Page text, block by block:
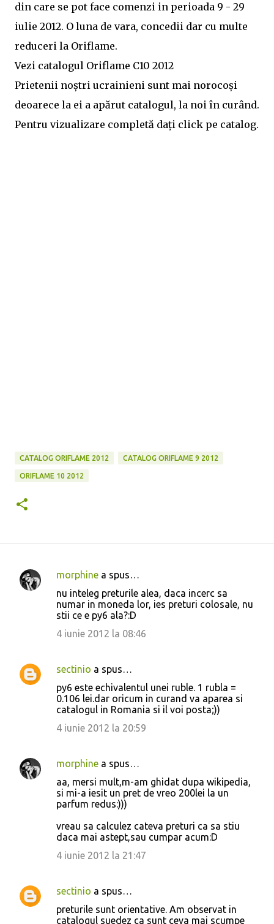
din care se pot face comenzi in perioada 9 - 29
iulie 2012. O luna de vara, concedii dar cu multe
reduceri la Oriflame.
Vezi catalogul Oriflame C10 2012
Prietenii noștri ucrainieni sunt mai norocoși
deoarece la ei a apărut catalogul, la noi în curând.
Pentru vizualizare completă dați click pe catalog.
CATALOG ORIFLAME 2012 CATALOG ORIFLAME 9 2012
ORIFLAME 10 2012
C
t
a
morphine a spus…
nu inteleg preturile alea, daca incerc sa
numar in moneda lor, ies preturi colosale, nu
stii ce e py6 ala?:D
4 iunie 2012 la 08:46
sectinio a spus…
py6 este echivalentul unei ruble. 1 rubla =
0.106 lei.dar oricum in curand va aparea si
catalogul in Romania si il voi posta;))
4 iunie 2012 la 20:59
morphine a spus…
aa, mersi mult,m-am ghidat dupa wikipedia,
si mi-a iesit un pret de vreo 200lei la un
parfum redus:)))
vreau sa calculez cateva preturi ca sa stiu
daca mai astept,sau cumpar acum:D
4 iunie 2012 la 21:47
sectinio a spus…
preturile sunt orientative. Am observat in
catalogul suedez ca sunt ceva mai scumpe